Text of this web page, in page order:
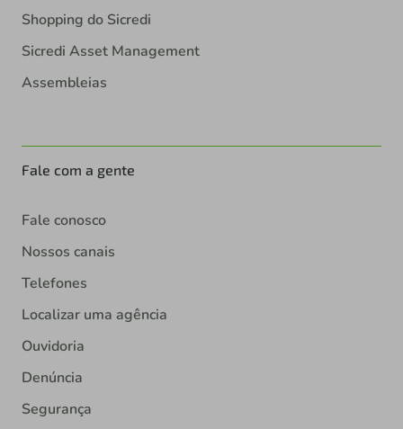
Shopping do Sicredi
Sicredi Asset Management
Assembleias
Fale com a gente
Fale conosco
Nossos canais
Telefones
Localizar uma agência
Ouvidoria
Denúncia
Segurança